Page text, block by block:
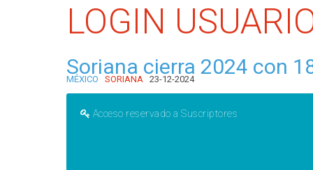
LOGIN
Soriana cierra 2024 con
MÉXICO SORIANA 23-12-2024
Acceso reservado a Suscriptores